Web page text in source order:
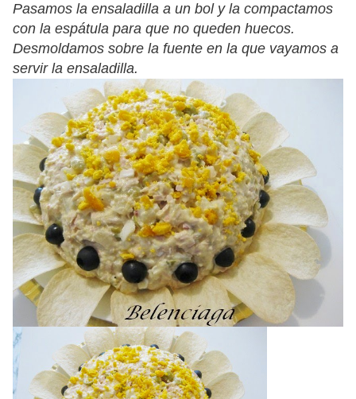
Pasamos la ensaladilla a un bol y la compactamos
con la espátula para que no queden huecos.
Desmoldamos sobre la fuente en la que vayamos a
servir la ensaladilla.